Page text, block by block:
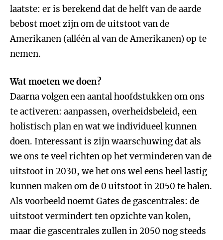
laatste: er is berekend dat de helft van de aarde
bebost moet zijn om de uitstoot van de
Amerikanen (alléén al van de Amerikanen) op te
nemen.
Wat moeten we doen?
Daarna volgen een aantal hoofdstukken om ons
te activeren: aanpassen, overheidsbeleid, een
holistisch plan en wat we individueel kunnen
doen. Interessant is zijn waarschuwing dat als
we ons te veel richten op het verminderen van de
uitstoot in 2030, we het ons wel eens heel lastig
kunnen maken om de 0 uitstoot in 2050 te halen.
Als voorbeeld noemt Gates de gascentrales: de
uitstoot vermindert ten opzichte van kolen,
maar die gascentrales zullen in 2050 nog steeds